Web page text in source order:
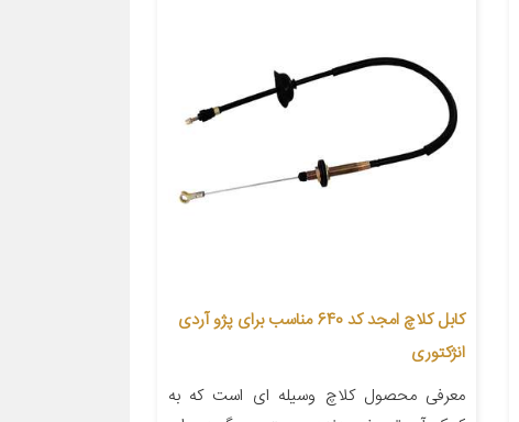
کابل کلاچ امجد کد 640 مناسب برای پژو آردی
انژکتوری
معرفی محصول کلاچ وسیله‌ ای است که به